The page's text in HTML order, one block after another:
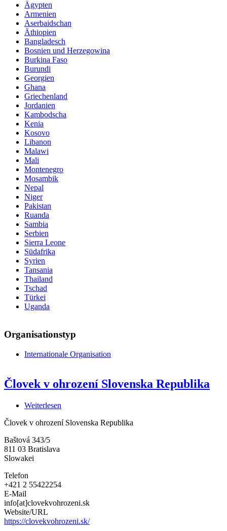
Ägypten
Armenien
Aserbaidschan
Äthiopien
Bangladesch
Bosnien und Herzegowina
Burkina Faso
Burundi
Georgien
Ghana
Griechenland
Jordanien
Kambodscha
Kenia
Kosovo
Libanon
Malawi
Mali
Montenegro
Mosambik
Nepal
Niger
Pakistan
Ruanda
Sambia
Serbien
Sierra Leone
Südafrika
Syrien
Tansania
Thailand
Tschad
Türkei
Uganda
Organisationstyp
Internationale Organisation
Človek v ohrození Slovenska Republika
Weiterlesen
v
Človek v ohrození Slovenska Republika
Baštová 343/5
811 03 Bratislava
Slowakei
Telefon
+421 2 55422254
E-Mail
info[at]clovekvohrozeni.sk
Website/URL
https://clovekvohrozeni.sk/